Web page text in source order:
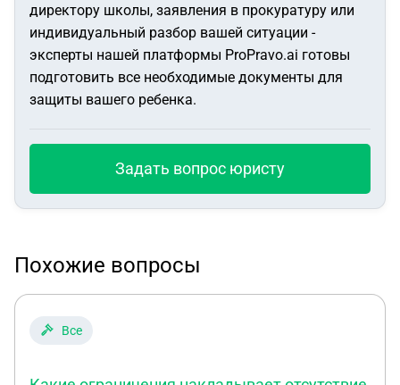
директору школы, заявления в прокуратуру или
индивидуальный разбор вашей ситуации -
эксперты нашей платформы ProPravo.ai готовы
подготовить все необходимые документы для
защиты вашего ребенка.
Задать вопрос юристу
Похожие вопросы
Все